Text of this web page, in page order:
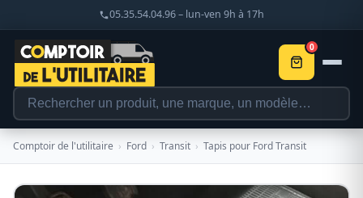
05.35.54.04.96 – lun-ven 9h à 17h
0
Comptoir de l'utilitaire › Ford › Transit › Tapis pour Ford Transit